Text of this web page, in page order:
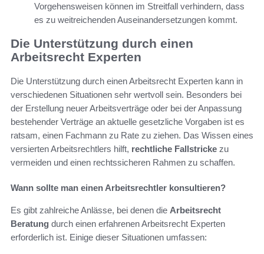
Vorgehensweisen können im Streitfall verhindern, dass
es zu weitreichenden Auseinandersetzungen kommt.
Die Unterstützung durch einen
Arbeitsrecht Experten
Die Unterstützung durch einen Arbeitsrecht Experten kann in
verschiedenen Situationen sehr wertvoll sein. Besonders bei
der Erstellung neuer Arbeitsverträge oder bei der Anpassung
bestehender Verträge an aktuelle gesetzliche Vorgaben ist es
ratsam, einen Fachmann zu Rate zu ziehen. Das Wissen eines
versierten Arbeitsrechtlers hilft, rechtliche Fallstricke zu
vermeiden und einen rechtssicheren Rahmen zu schaffen.
Wann sollte man einen Arbeitsrechtler konsultieren?
Es gibt zahlreiche Anlässe, bei denen die Arbeitsrecht
Beratung durch einen erfahrenen Arbeitsrecht Experten
erforderlich ist. Einige dieser Situationen umfassen: